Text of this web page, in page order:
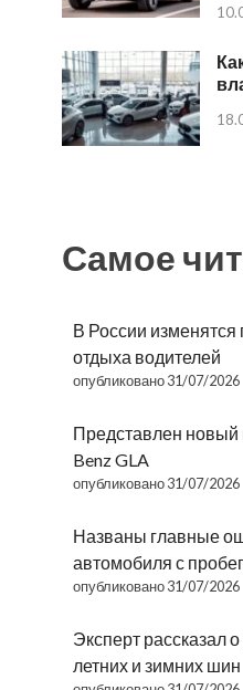
Самое
В России изменятся
отдыха водителей
опубликовано 31/07/2026
Представлен новый
Benz GLA
опубликовано 31/07/2026
Названы главные
автомобиля с
опубликовано 31/07/2026
Эксперт рассказал
летних и зимних шин